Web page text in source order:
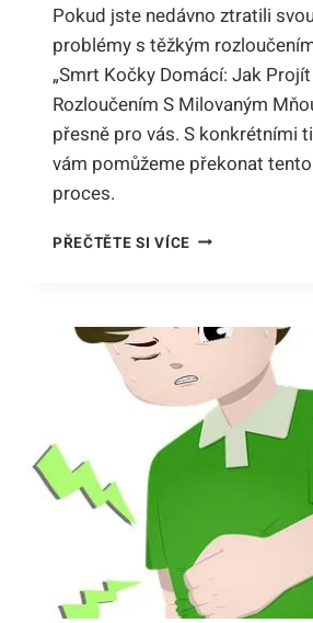
Pokud jste nedávno ztratili
problémy s těžkým
„Smrt Kočky Domácí: Jak
Rozloučením S Milovaným
přesně pro vás. S konkrétními
vám pomůžeme překonat
proces.
PŘEČTĚTE SI VÍCESMRT
PROJÍT
TĚŽKÝM
ROZLOUČENÍM
MILOVANÝM
MŇOUKÁNÍM!